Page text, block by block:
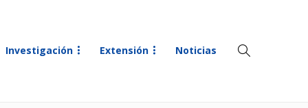
Investigación Extensión Noticias